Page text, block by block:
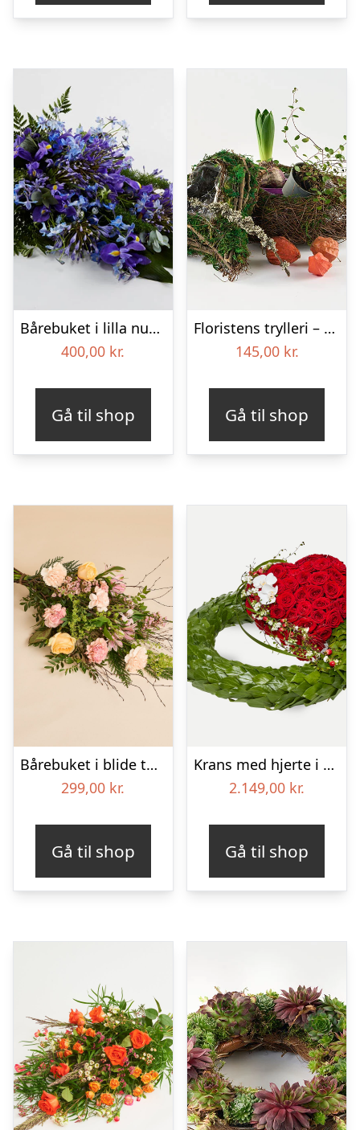
Bårebuket i lilla nuancer – Blomster til begravelse
400,00 kr.
Gå til shop
Floristens trylleri – gravpynt – Blomster til begravelse
145,00 kr.
Gå til shop
Bårebuket i blide toner
299,00 kr.
Gå til shop
Krans med hjerte i klassisk stil – rød og hvid
2.149,00 kr.
Gå til shop